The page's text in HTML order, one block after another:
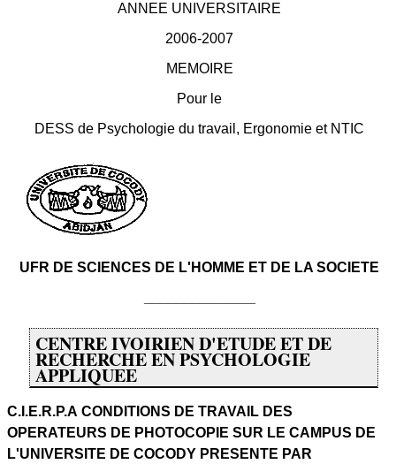
ANNEE UNIVERSITAIRE
2006-2007
MEMOIRE
Pour le
DESS de Psychologie du travail, Ergonomie et NTIC
UFR DE SCIENCES DE L'HOMME ET DE LA SOCIETE
CENTRE IVOIRIEN D'ETUDE ET DE
RECHERCHE EN PSYCHOLOGIE
APPLIQUEE
C.I.E.R.P.A CONDITIONS DE TRAVAIL DES
OPERATEURS DE PHOTOCOPIE SUR LE CAMPUS DE
L'UNIVERSITE DE COCODY PRESENTE PAR